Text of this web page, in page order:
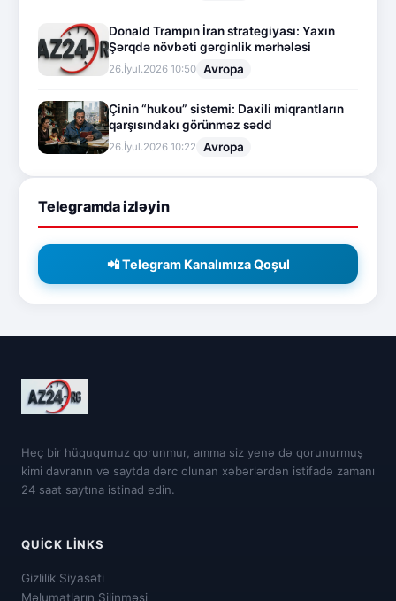
Donald Trampın İran strategiyası: Yaxın
Şərqdə növbəti gərginlik mərhələsi
26.İyul.2026 10:50 Avropa
Çinin “hukou” sistemi: Daxili miqrantların
qarşısındakı görünməz sədd
26.İyul.2026 10:22 Avropa
Telegramda izləyin
📲 Telegram Kanalımıza Qoşul
Heç bir hüququmuz qorunmur, amma siz yenə də qorunurmuş
kimi davranın və saytda dərc olunan xəbərlərdən istifadə zamanı
24 saat saytına istinad edin.
QUICK LINKS
Gizlilik Siyasəti
Məlumatların Silinməsi